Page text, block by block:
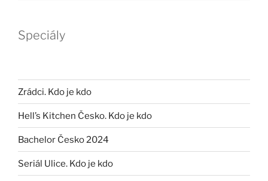
Speciály
Zrádci. Kdo je kdo
Hell’s Kitchen Česko. Kdo je kdo
Bachelor Česko 2024
Seriál Ulice. Kdo je kdo